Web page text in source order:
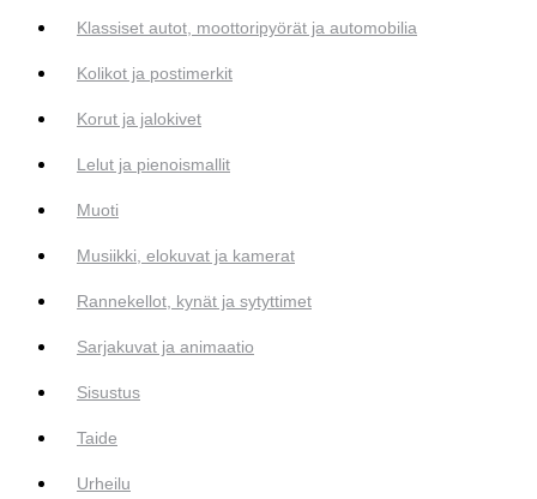
Klassiset autot, moottoripyörät ja automobilia
Kolikot ja postimerkit
Korut ja jalokivet
Lelut ja pienoismallit
Muoti
Musiikki, elokuvat ja kamerat
Rannekellot, kynät ja sytyttimet
Sarjakuvat ja animaatio
Sisustus
Taide
Urheilu